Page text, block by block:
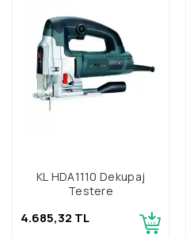
KL HDA1110 Dekupaj
Testere
4.685,32 TL